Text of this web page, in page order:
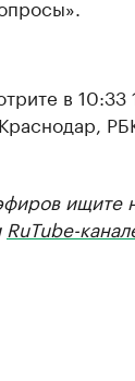
в 10:33
ищите
RuTube-